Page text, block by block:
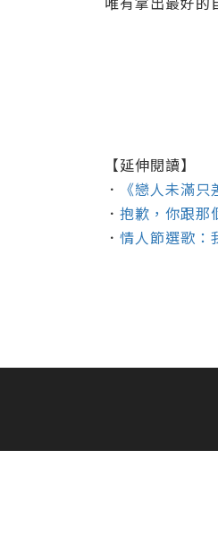
【延伸閱讀】
．
《戀人未滿
． 抱歉，你跟那
． 情人節選歌：